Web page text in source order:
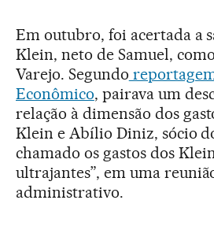
Em outubro, foi acertada a
Klein, neto de Samuel,
Varejo. Segundo
Econômico, pairava um
relação à dimensão dos
Klein e Abílio Diniz, sócio
chamado os gastos dos
ultrajantes”, em uma
administrativo.